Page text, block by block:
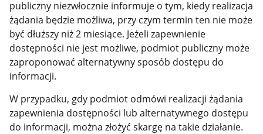
publiczny niezwłocznie informuje o tym, kiedy realizacja
żądania będzie możliwa, przy czym termin ten nie może
być dłuższy niż 2 miesiące. Jeżeli zapewnienie
dostępności nie jest możliwe, podmiot publiczny może
zaproponować alternatywny sposób dostępu do
informacji.
W przypadku, gdy podmiot odmówi realizacji żądania
zapewnienia dostępności lub alternatywnego dostępu
do informacji, można złożyć skargę na takie działanie.